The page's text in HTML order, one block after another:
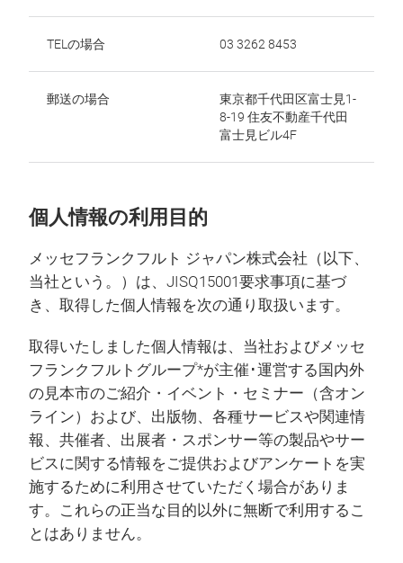
TELの場合 03 3262 8453
郵送の場合
東京都千代田区富士見1-
8-19 住友不動産千代田
富士見ビル4F
個人情報の利用目的
メッセフランクフルト ジャパン株式会社（以下、
当社という。）は、JISQ15001要求事項に基づ
き、取得した個人情報を次の通り取扱います。
取得いたしました個人情報は、当社およびメッセ
フランクフルトグループ*が主催･運営する国内外
の見本市のご紹介・イベント・セミナー（含オン
ライン）および、出版物、各種サービスや関連情
報、共催者、出展者・スポンサー等の製品やサー
ビスに関する情報をご提供およびアンケートを実
施するために利用させていただく場合がありま
す。これらの正当な目的以外に無断で利用するこ
とはありません。